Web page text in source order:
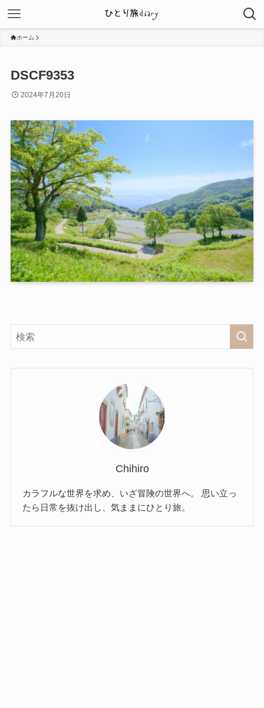
ホーム
DSCF9353
2024年7月20日
Chihiro
カラフルな世界を求め、いざ冒険の世界へ。 思い立っ
たら日常を抜け出し、気ままにひとり旅。